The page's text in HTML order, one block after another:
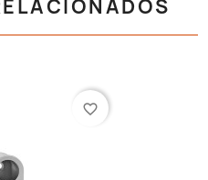
favorite_border